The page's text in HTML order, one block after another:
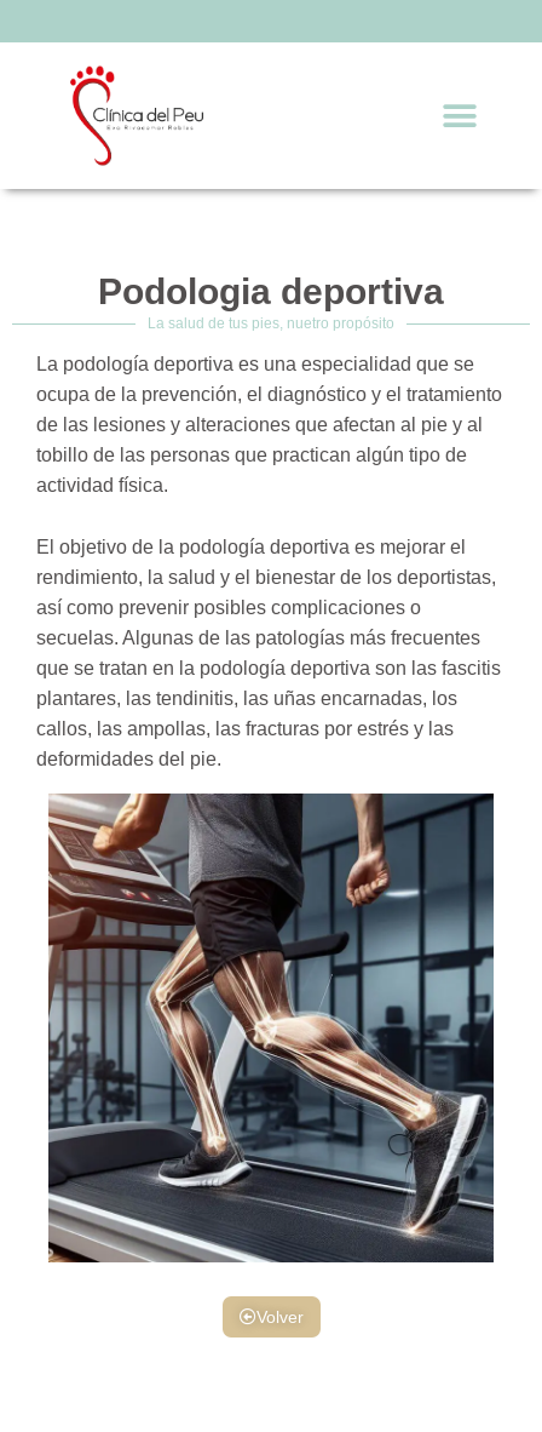
al
contenido
Podologia deportiva
La salud de tus pies, nuetro propósito
La podología deportiva es una especialidad que se
ocupa de la prevención, el diagnóstico y el tratamiento
de las lesiones y alteraciones que afectan al pie y al
tobillo de las personas que practican algún tipo de
actividad física.
El objetivo de la podología deportiva es mejorar el
rendimiento, la salud y el bienestar de los deportistas,
así como prevenir posibles complicaciones o
secuelas. Algunas de las patologías más frecuentes
que se tratan en la podología deportiva son las fascitis
plantares, las tendinitis, las uñas encarnadas, los
callos, las ampollas, las fracturas por estrés y las
deformidades del pie.
Volver